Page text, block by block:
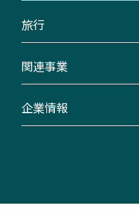
三重交通接近情報バス
ダイヤ改正情報
迂回・休止について
臨時バスについて
伊勢二見鳥羽周遊バス
「みえブルーライン」
神都ライナー
伊賀～名古屋
南紀～VISON～名古屋
湯の山温泉～名古屋
桑名・長島温泉・金城
（休止中）
お客様駐車場のご案内
貸切バスのご利用につい
お問い合わせ
旅行
貸切バス団体旅行
美し国周遊ばす
関連事業
自家用自動車車両運行管
企業情報